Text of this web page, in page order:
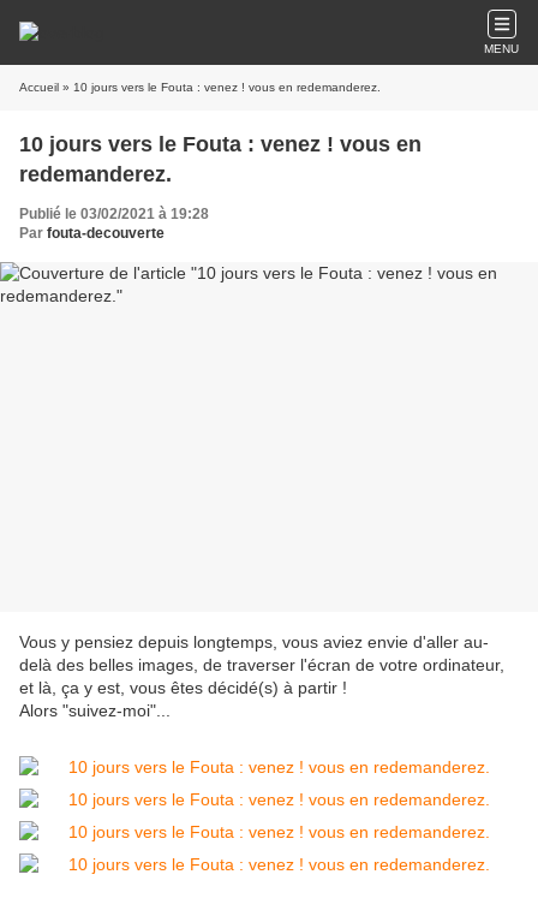
MENU
Accueil » 10 jours vers le Fouta : venez ! vous en redemanderez.
10 jours vers le Fouta : venez ! vous en
redemanderez.
Publié le 03/02/2021 à 19:28
Par fouta-decouverte
Vous y pensiez depuis longtemps, vous aviez envie d'aller au-
delà des belles images, de traverser l'écran de votre ordinateur,
et là, ça y est, vous êtes décidé(s) à partir !
Alors "suivez-moi"...